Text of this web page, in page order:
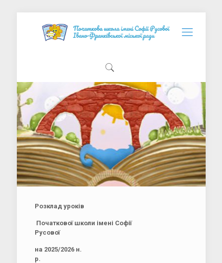
Розклад уроків
Початкової школи імені Софії
Русової
на 2025/2026н.
р.